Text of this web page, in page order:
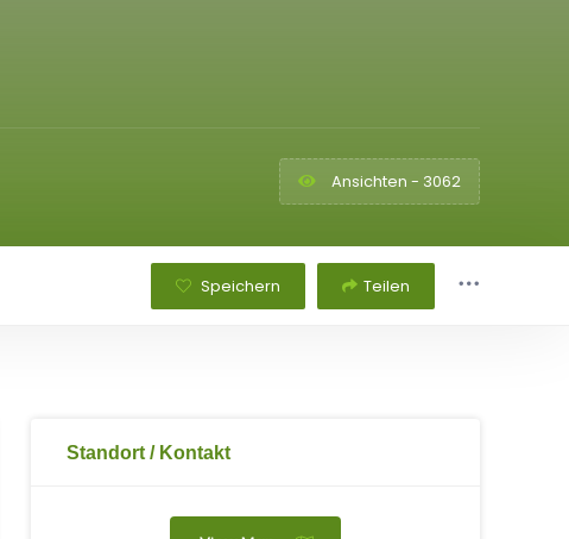
Ansichten - 3062
Speichern Teilen
Standort / Kontakt